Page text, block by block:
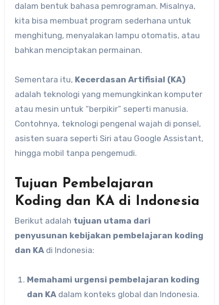
dalam bentuk bahasa pemrograman. Misalnya,
kita bisa membuat program sederhana untuk
menghitung, menyalakan lampu otomatis, atau
bahkan menciptakan permainan.
Sementara itu, Kecerdasan Artifisial (KA)
adalah teknologi yang memungkinkan komputer
atau mesin untuk “berpikir” seperti manusia.
Contohnya, teknologi pengenal wajah di ponsel,
asisten suara seperti Siri atau Google Assistant,
hingga mobil tanpa pengemudi.
Tujuan Pembelajaran
Koding dan KA di Indonesia
Berikut adalah tujuan utama dari
penyusunan kebijakan pembelajaran koding
dan KAdi Indonesia:
Memahami urgensi pembelajaran koding
dan KA dalam konteks global dan Indonesia.